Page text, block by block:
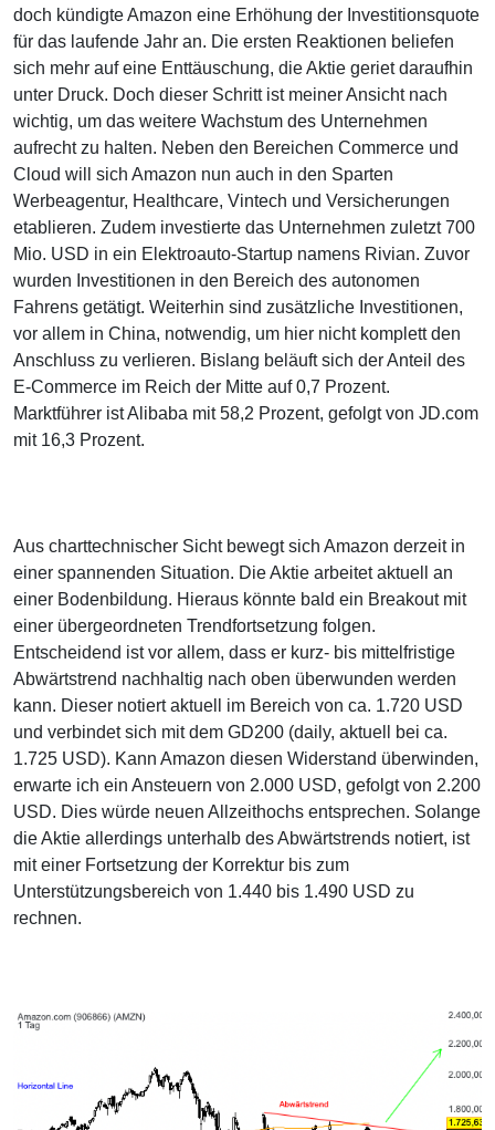
doch kündigte Amazon eine Erhöhung der Investitionsquote
für das laufende Jahr an. Die ersten Reaktionen beliefen
sich mehr auf eine Enttäuschung, die Aktie geriet daraufhin
unter Druck. Doch dieser Schritt ist meiner Ansicht nach
wichtig, um das weitere Wachstum des Unternehmen
aufrecht zu halten. Neben den Bereichen Commerce und
Cloud will sich Amazon nun auch in den Sparten
Werbeagentur, Healthcare, Vintech und Versicherungen
etablieren. Zudem investierte das Unternehmen zuletzt 700
Mio. USD in ein Elektroauto-Startup namens Rivian. Zuvor
wurden Investitionen in den Bereich des autonomen
Fahrens getätigt. Weiterhin sind zusätzliche Investitionen,
vor allem in China, notwendig, um hier nicht komplett den
Anschluss zu verlieren. Bislang beläuft sich der Anteil des
E-Commerce im Reich der Mitte auf 0,7 Prozent.
Marktführer ist Alibaba mit 58,2 Prozent, gefolgt von JD.com
mit 16,3 Prozent.
Aus charttechnischer Sicht bewegt sich Amazon derzeit in
einer spannenden Situation. Die Aktie arbeitet aktuell an
einer Bodenbildung. Hieraus könnte bald ein Breakout mit
einer übergeordneten Trendfortsetzung folgen.
Entscheidend ist vor allem, dass er kurz- bis mittelfristige
Abwärtstrend nachhaltig nach oben überwunden werden
kann. Dieser notiert aktuell im Bereich von ca. 1.720 USD
und verbindet sich mit dem GD200 (daily, aktuell bei ca.
1.725 USD). Kann Amazon diesen Widerstand überwinden,
erwarte ich ein Ansteuern von 2.000 USD, gefolgt von 2.200
USD. Dies würde neuen Allzeithochs entsprechen. Solange
die Aktie allerdings unterhalb des Abwärtstrends notiert, ist
mit einer Fortsetzung der Korrektur bis zum
Unterstützungsbereich von 1.440 bis 1.490 USD zu
rechnen.